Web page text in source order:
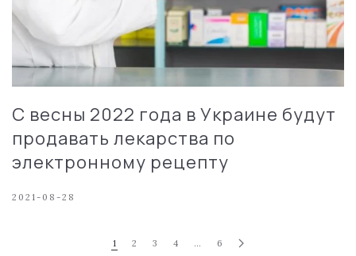
С весны 2022 года в Украине будут
продавать лекарства по
электронному рецепту
2021-08-28
1 2 3 4 … 6